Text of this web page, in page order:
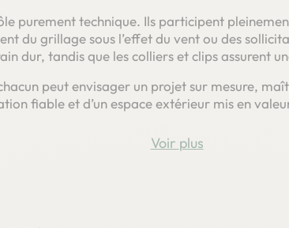
purement technique. Ils participent
du grillage sous l’effet du vent ou des
dur, tandis que les colliers et clips assurent
peut envisager un projet sur mesure,
fiable et d’un espace extérieur mis en
Voir